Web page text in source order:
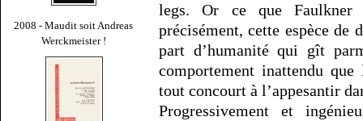
2008 - Maudit soit Andreas
Werckmeister !
legs. Or ce que
précisément, cette espèce de
part d’humanité qui gît
comportement inattendu
tout concourt à l’appesantir
Progressivement et